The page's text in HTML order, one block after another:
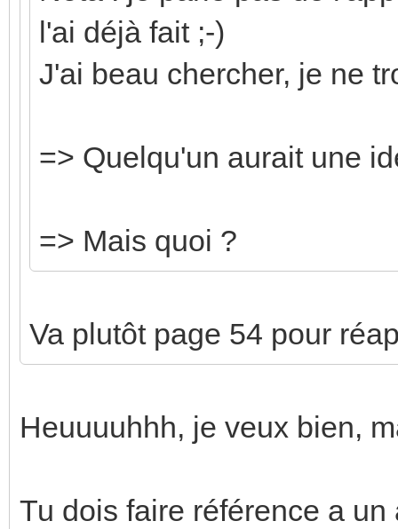
l'ai déjà fait ;-)
J'ai beau chercher, je ne
=> Quelqu'un aurait une
=> Mais quoi ?
Va plutôt page 54 pour
Heuuuuhhh, je veux bien,
Tu dois faire référence a